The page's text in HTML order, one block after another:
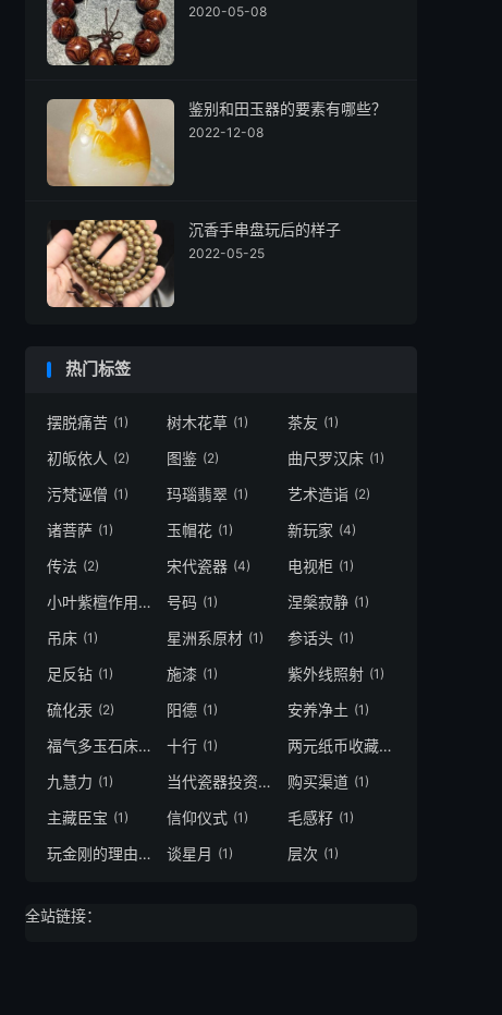
2020-05-08
鉴别和田玉器的要素有哪些？
2022-12-08
沉香手串盘玩后的样子
2022-05-25
热门标签
摆脱痛苦 (1) 树木花草 (1) 茶友 (1)
初皈依人 (2) 图鉴 (2) 曲尺罗汉床 (1)
污梵诬僧 (1) 玛瑙翡翠 (1) 艺术造诣 (2)
诸菩萨 (1) 玉帽花 (1) 新玩家 (4)
传法 (2) 宋代瓷器 (4) 电视柜 (1)
小叶紫檀作用
(1) 号码 (1) 涅槃寂静 (1)
吊床 (1) 星洲系原材 (1) 参话头 (1)
足反钻 (1) 施漆 (1) 紫外线照射 (1)
硫化汞 (2) 阳德 (1) 安养净土 (1)
福气多玉石床
(1) 十行 (1) 两元纸币收藏
(1)
九慧力 (1) 当代瓷器投资
(1) 购买渠道 (1)
主藏臣宝 (1) 信仰仪式 (1) 毛感籽 (1)
玩金刚的理由
(1) 谈星月 (1) 层次 (1)
全站链接：